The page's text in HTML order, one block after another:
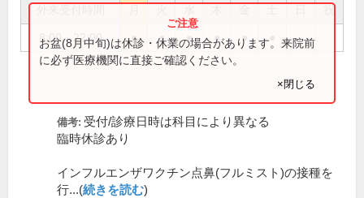
祝
8:00～22:00 ● ● ● ● ●
お盆(8月中旬)は休診・休業の場合があります。来院前
に必ず医療機関に直接ご確認ください。
×閉じる
備考: 受付/診療日時は科目により異なる
臨時休診あり
インフルエンザワクチン点鼻(フルミスト)の接種を
行...(続きを読む)